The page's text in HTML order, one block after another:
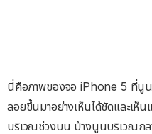
นี่คือภาพของจอ iPhone 5 ที่นูน
ลอยขึ้นมาอย่างเห็นได้ชัดและเห็
บริเวณช่วงบน บ้างนูนบริเวณก